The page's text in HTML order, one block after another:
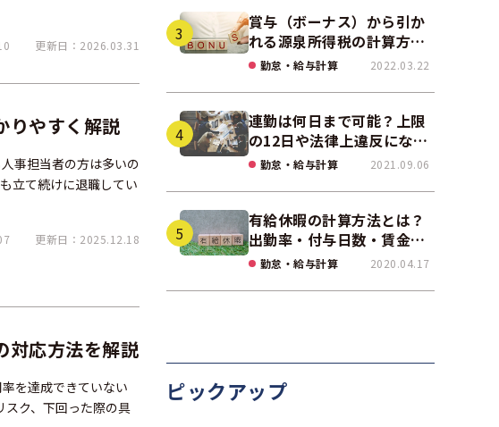
更新日：2026.03.31
りやすく解説
事担当者の方は多いの
立て続けに退職してい
更新日：2025.12.18
対応方法を解説
を達成できていない
ク、下回った際の具
賞与（ボーナス）から引か
れる源泉所得税の計算方法
をわかりやすく解説
勤怠・給与計算 2022.03.22
連勤は何日まで可能？上限
の12日や法律上違反になる
場合も解説
勤怠・給与計算 2021.09.06
有給休暇の計算方法とは？
出勤率・付与日数・賃金の
算出ポイントを実務に即し
勤怠・給与計算 2020.04.17
ピックアップ